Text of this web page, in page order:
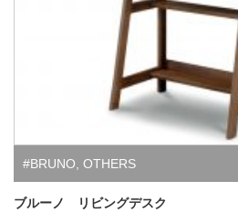
#BRUNO OTHERS
ブルーノ リビングデスク